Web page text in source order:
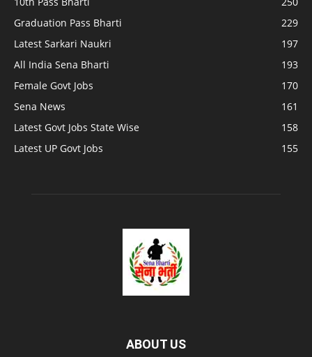
Graduation Pass Bharti
229
Latest Sarkari Naukri
197
All India Sena Bharti
193
Female Govt Jobs
170
Sena News
161
Latest Govt Jobs State Wise
158
Latest UP Govt Jobs
155
ABOUT US